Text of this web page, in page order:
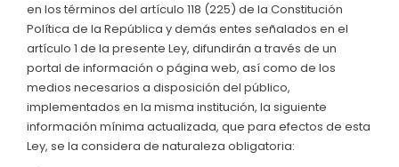
GEOGRAFÍA
Datos Geográficos
Flora y Fauna
GESTIÓN INSTITUCIONAL
Sesiones Ordinarias
Sesiones Extraordinarias
Resoluciones
Convocatorias
MECANISMOS DE PARTICIPACIÓN
CIUDADANÍA ACTIVA
Solicitud de acceso información pública
TURISMO
en los términos del artículo 118 (225) de la Constitución
Política de la República y demás entes señalados en el
artículo 1 de la presente Ley, difundirán a través de un
portal de información o página web, así como de los
medios necesarios a disposición del público,
implementados en la misma institución, la siguiente
información mínima actualizada, que para efectos de esta
Ley, se la considera de naturaleza obligatoria: